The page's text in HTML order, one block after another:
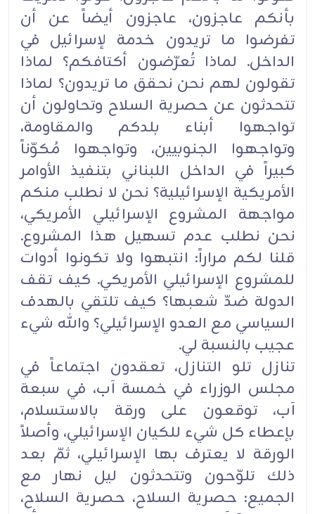
بأنكم عاجزون، عاجزون أيضاً عن أن
تفرضوا ما تريدون خدمة لإسرائيل في
الداخل. لماذا تُعرّضون أكتافكم؟ لماذا
تقولون لهم نحن نحقق ما تريدون؟ لماذا
تتحدثون عن حصرية السلاح وتحاولون أن
تواجهوا أبناء بلدكم والمقاومة،
وتواجهوا الجنوبيين، وتواجهوا مُكوّناً
كبيراً في الداخل اللبناني بتنفيذ الأوامر
الأمريكية الإسرائيلية؟ نحن لا نطلب منكم
مواجهة المشروع الإسرائيلي الأمريكي،
نحن نطلب عدم تسهيل هذا المشروع.
قلنا لكم مراراً: انتبهوا ولا تكونوا أدوات
للمشروع الإسرائيلي الأمريكي. كيف تقف
الدولة ضدّ شعبها؟ كيف تلتقي بالهدف
السياسي مع العدو الإسرائيلي؟ والله شيء
عجيب بالنسبة لي.
تنازل تلو التنازل، تعقدون اجتماعاً في
مجلس الوزراء في خمسة آب، في سبعة
آب، توقعون على ورقة بالاستسلام،
بإعطاء كل شيء للكيان الإسرائيلي، وأصلاً
الورقة لا يعترف بها الإسرائيلي، ثمّ بعد
ذلك تلوّحون وتتحدثون ليل نهار مع
الجميع: حصرية السلاح، حصرية السلاح،